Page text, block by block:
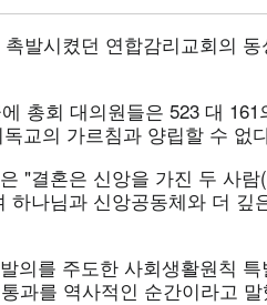
발시켰던 연합감리교회의
총회 대의원들은 523 대
교의 가르침과 양립할 수 없
"결혼은 신앙을 가진 두 사
하나님과 신앙공동체와 더 깊
의를 주도한 사회생활원칙
과를 역사적인 순간이라고